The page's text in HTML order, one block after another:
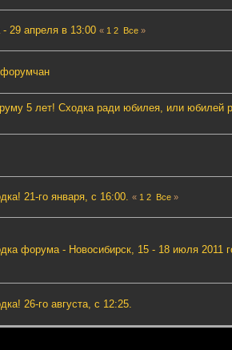
- 29 апреля в 13:00 « 1 2 Все »
5 лет! Сходка ради юбилея, или юбилей
21-го января, с 16:00. « 1 2 Все »
форума - Новосибирск, 15 - 18 июля 2011
26-го августа, с 12:25.